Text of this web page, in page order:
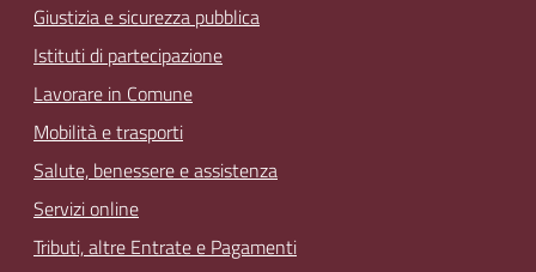
Giustizia e sicurezza pubblica
Istituti di partecipazione
Lavorare in Comune
Mobilità e trasporti
Salute, benessere e assistenza
Servizi online
Tributi, altre Entrate e Pagamenti